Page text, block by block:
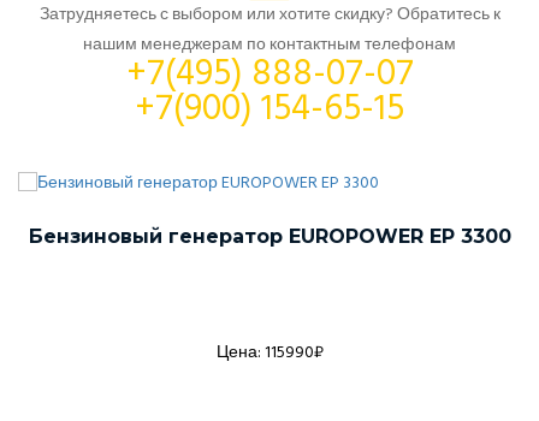
Затрудняетесь с выбором или хотите скидку? Обратитесь к
нашим менеджерам по контактным телефонам
+7(495) 888-07-07
+7(900) 154-65-15
Бензиновый генератор EUROPOWER EP 3300
Цена: 115990₽